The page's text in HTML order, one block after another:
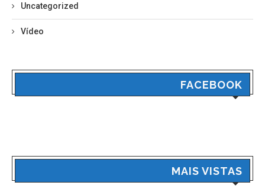
Uncategorized
Vídeo
FACEBOOK
MAIS VISTAS